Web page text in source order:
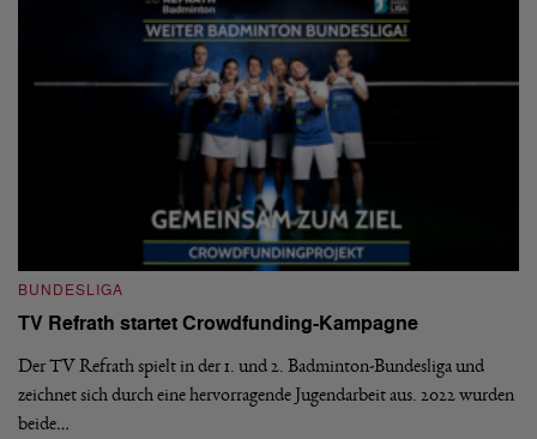
BUNDESLIGA
TV Refrath startet Crowdfunding-Kampagne
Der TV Refrath spielt in der 1. und 2. Badminton-Bundesliga und
zeichnet sich durch eine hervorragende Jugendarbeit aus. 2022 wurden
beide…